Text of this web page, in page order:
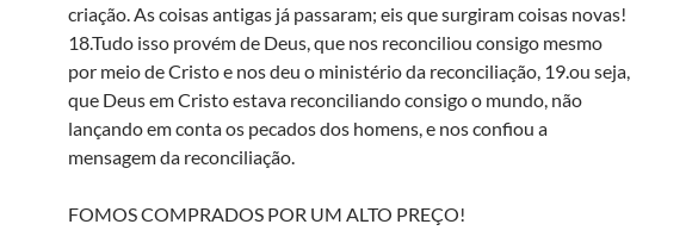
criação. As coisas antigas já passaram; eis que surgiram coisas novas!
18.Tudo isso provém de Deus, que nos reconciliou consigo mesmo
por meio de Cristo e nos deu o ministério da reconciliação, 19.ou seja,
que Deus em Cristo estava reconciliando consigo o mundo, não
lançando em conta os pecados dos homens, e nos confiou a
mensagem da reconciliação.
FOMOS COMPRADOS POR UM ALTO PREÇO!